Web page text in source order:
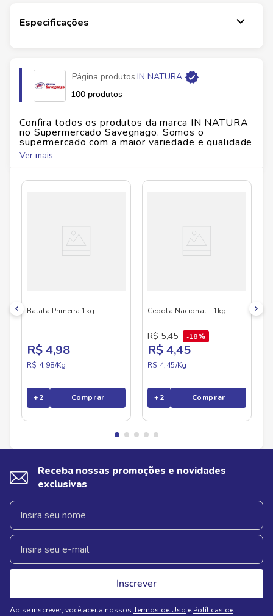
Especificações
Fabricante
EAN
Id do produto
Altura 1cm
Comprimento
Página produtos IN NATURA
100 produtos
Confira todos os produtos da marca IN NATURA
no Supermercado Savegnago. Somos o
supermercado com a maior variedade e qualidade
do Brasil!
de produtos IN NATURA , confira abaixo:
Ver mais
Batata Primeira 1kg
R$ 4,98
R$ 4,98/Kg
+2 Comprar
Cebola Nacional - 1kg
R$ 5,45 18%
R$ 4,45
R$ 4,45/Kg
+2 Comprar
Receba nossas promoções e novidades
exclusivas
Inscrever
Ao se inscrever, você aceita nossos Termos de Uso e Políticas de